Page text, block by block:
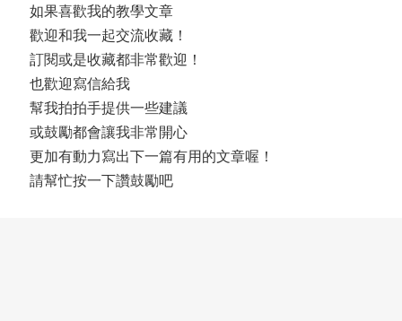
如果喜歡我的教學文章
歡迎和我一起交流收藏！
訂閱或是收藏都非常歡迎！
也歡迎寫信給我
幫我拍拍手提供一些建議
或鼓勵都會讓我非常開心
更加有動力寫出下一篇有用的文章喔！
請幫忙按一下讚鼓勵吧